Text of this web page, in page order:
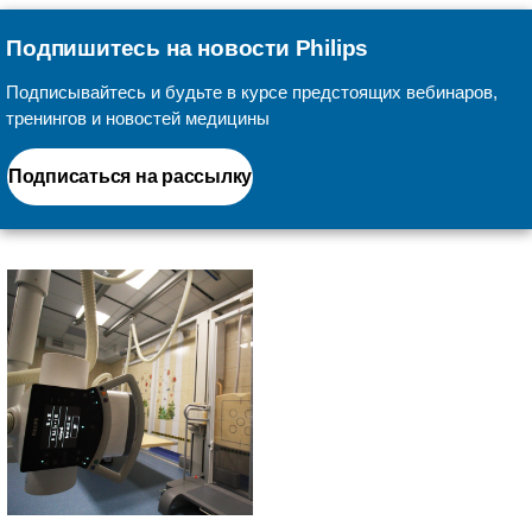
Подпишитесь на новости Philips
Подписывайтесь и будьте в курсе предстоящих вебинаров,
тренингов и новостей медицины
Подписаться на рассылку